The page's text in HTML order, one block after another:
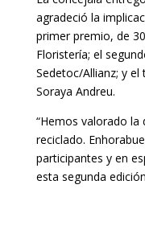
agradeció la
primer premio, de
Floristería; el
Sedetoc/Allianz; y
Soraya Andreu.
“Hemos valorado
reciclado.
participantes y en
esta segunda